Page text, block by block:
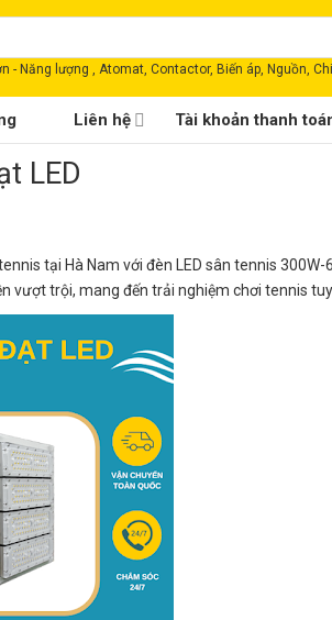
- Năng lượng , Atomat, Contactor, Biến áp, Nguồn,
Liên hệ Tài khoản thanh
LED
tại Hà Nam với đèn LED sân tennis 300W-
vượt trội, mang đến trải nghiệm chơi tennis